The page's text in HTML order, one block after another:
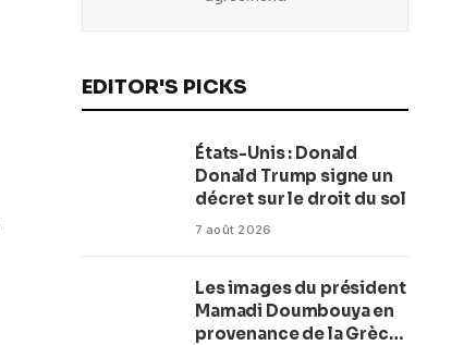
EDITOR'S PICKS
États-Unis : Donald
Donald Trump signe un
décret sur le droit du sol
7 août 2026
Les images du président
Mamadi Doumbouya en
provenance de la Grèce